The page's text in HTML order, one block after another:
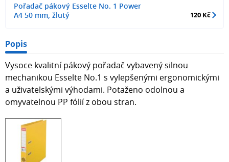
Pořadač pákový Esselte No. 1 Power
A4 50 mm, žlutý
120 Kč
Popis
Vysoce kvalitní pákový pořadač vybavený silnou
mechanikou Esselte No.1 s vylepšenými ergonomickými
a uživatelskými výhodami. Potaženo odolnou a
omyvatelnou PP fólií z obou stran.